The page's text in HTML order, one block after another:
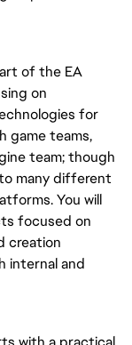
of the EA
on
for
game teams,
team; though
many different
You will
focused on
creation
internal and